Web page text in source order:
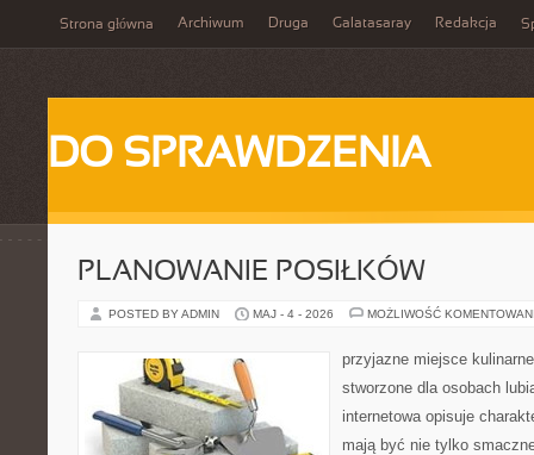
Strona główna Archiwum Druga Galatasaray Redakcja
DO SPRAWDZENIA
PLANOWANIE POSIŁKÓW
POSTED BY ADMIN MAJ - 4 - 2026 MOŻLIWOŚĆ
przyjazne miejsce
stworzone dla osobach
internetowa opisuje
mają być nie tylko